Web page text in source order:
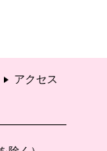
アクセス